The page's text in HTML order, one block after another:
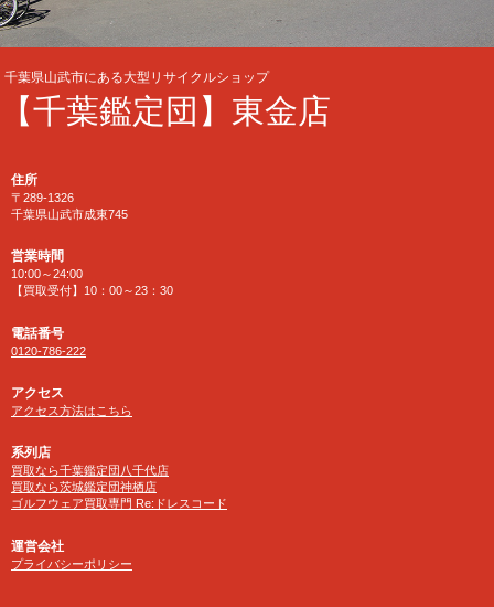
千葉県山武市にある大型リサイクルショップ
【千葉鑑定団】東金店
住所
〒289-1326
千葉県山武市成東745
営業時間
10:00～24:00
【買取受付】10：00～23：30
電話番号
0120-786-222
アクセス
アクセス方法はこちら
系列店
買取なら千葉鑑定団八千代店
買取なら茨城鑑定団神栖店
ゴルフウェア買取専門 Re:ドレスコード
運営会社
プライバシーポリシー